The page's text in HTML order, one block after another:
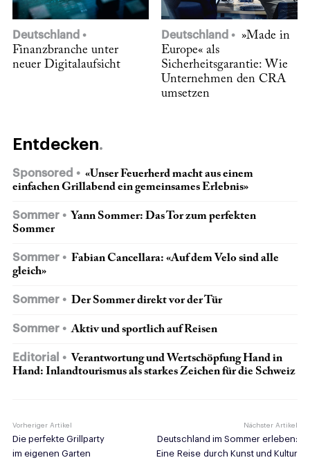
Deutschland
Finanzbranche unter
neuer Digitalaufsicht
Deutschland
»Made in
Europe« als
Sicherheitsgarantie: Wie
Unternehmen den CRA
umsetzen
Entdecken
Sponsored
«Unser Feuerherd macht aus einem
einfachen Grillabend ein gemeinsames Erlebnis»
Sommer
Yann Sommer: Das Tor zum perfekten
Sommer
Sommer
Fabian Cancellara: «Auf dem Velo sind alle
gleich»
Sommer Der Sommer direkt vor der Tür
Sommer Aktiv und sportlich auf Reisen
Editorial
Verantwortung und Wertschöpfung Hand in
Hand: Inlandtourismus als starkes Zeichen für die Schweiz
Vorheriger Artikel
Die perfekte Grillparty
im eigenen Garten
Nächster Artikel
Deutschland im Sommer erleben:
Eine Reise durch Kunst und Kultur